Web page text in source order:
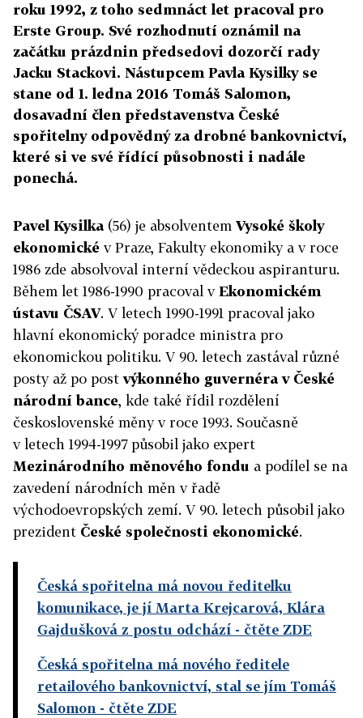
roku 1992, z toho sedmnáct let pracoval pro
Erste Group. Své rozhodnutí oznámil na
začátku prázdnin předsedovi dozorčí rady
Jacku Stackovi. Nástupcem Pavla Kysilky se
stane od 1. ledna 2016 Tomáš Salomon,
dosavadní člen představenstva České
spořitelny odpovědný za drobné bankovnictví,
které si ve své řídící působnosti i nadále
ponechá.
Pavel Kysilka(56) je absolventem Vysoké školy
ekonomické v Praze, Fakulty ekonomiky a v roce
1986 zde absolvoval interní vědeckou aspiranturu.
Během let 1986-1990 pracoval vEkonomickém
ústavu ČSAV. V letech 1990-1991 pracoval jako
hlavní ekonomický poradce ministra pro
ekonomickou politiku. V 90. letech zastával různé
posty až po postvýkonného guvernéra v České
národní bance, kde také řídil rozdělení
československé měny v roce 1993. Současně
v letech 1994-1997 působil jako expert
Mezinárodního měnového fondu a podílel se na
zavedení národních měn v řadě
východoevropských zemí. V 90. letech působil jako
prezident České společnosti ekonomické.
Česká spořitelna má novou ředitelku
komunikace, je jí Marta Krejcarová, Klára
Gajdušková z postu odchází - čtěte ZDE
Česká spořitelna má nového ředitele
retailového bankovnictví, stal se jím Tomáš
Salomon - čtěte ZDE